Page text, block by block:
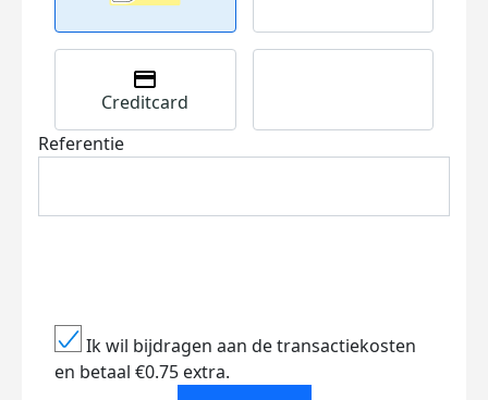
Creditcard
Referentie
Ik wil bijdragen aan de transactiekosten
en betaal €0.75 extra.